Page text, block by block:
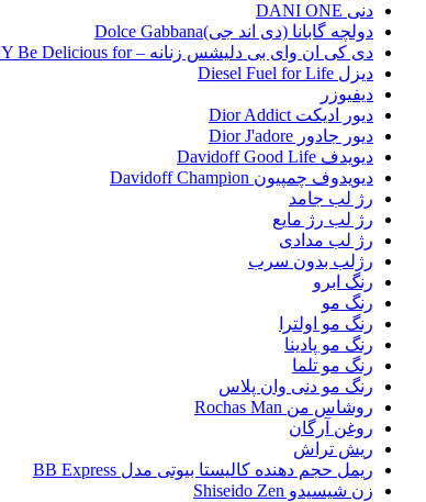
دنی DANI ONE
دولچه گابانا (دی اند جی)Dolce Gabbana
دی کی ان وای بی دلیشس زنانه – DKNY Be Delicious for
دیزل Diesel Fuel for Life
دیفیوزر
دیور ادیکت Dior Addict
دیور جادور Dior J'adore
دیویدف Davidoff Good Life
دیویدوف چمپیون Davidoff Champion
رژ لب جامد
رژ لب رژ مایع
رژ لب مدادی
رژلب بدون سرب
رنگ ابرو
رنگ مو
رنگ مو اولترا
رنگ مو پادینا
رنگ مو تلما
رنگ مو دنی وان پلاس
روشاس من Rochas Man
روغن آرگان
ریش تراش
ریمل حجم دهنده کالیستا بیوتی مدل BB Express
زن شیسیدو Shiseido Zen